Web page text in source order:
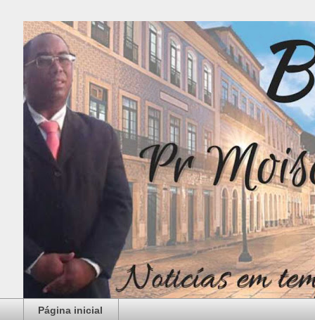
Página inicial